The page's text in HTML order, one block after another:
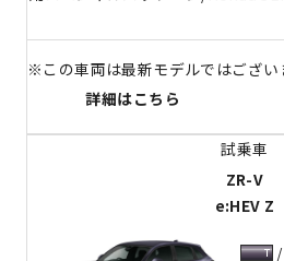
※この車両は最新モデルではござい
詳細はこちら
ZR-V
e:HEV Z